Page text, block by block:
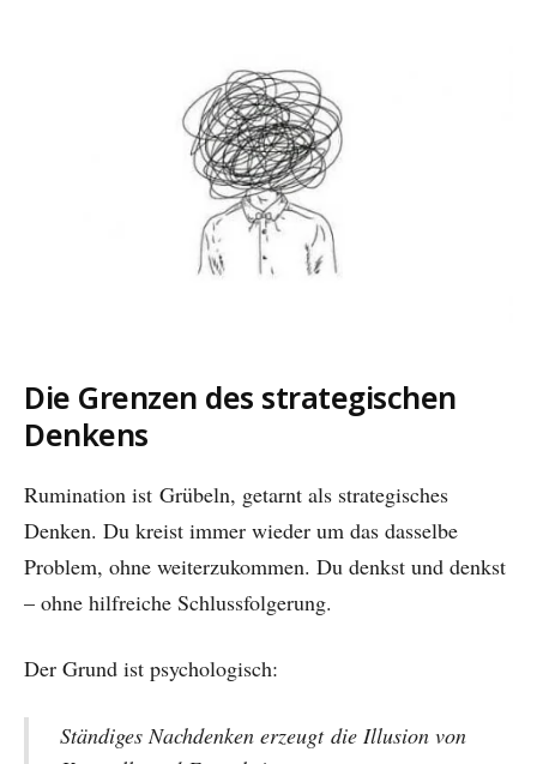
Die Grenzen des strategischen
Denkens
Rumination ist Grübeln, getarnt als strategisches
Denken. Du kreist immer wieder um das dasselbe
Problem, ohne weiterzukommen. Du denkst und denkst
– ohne hilfreiche Schlussfolgerung.
Der Grund ist psychologisch:
Ständiges Nachdenken erzeugt die Illusion von